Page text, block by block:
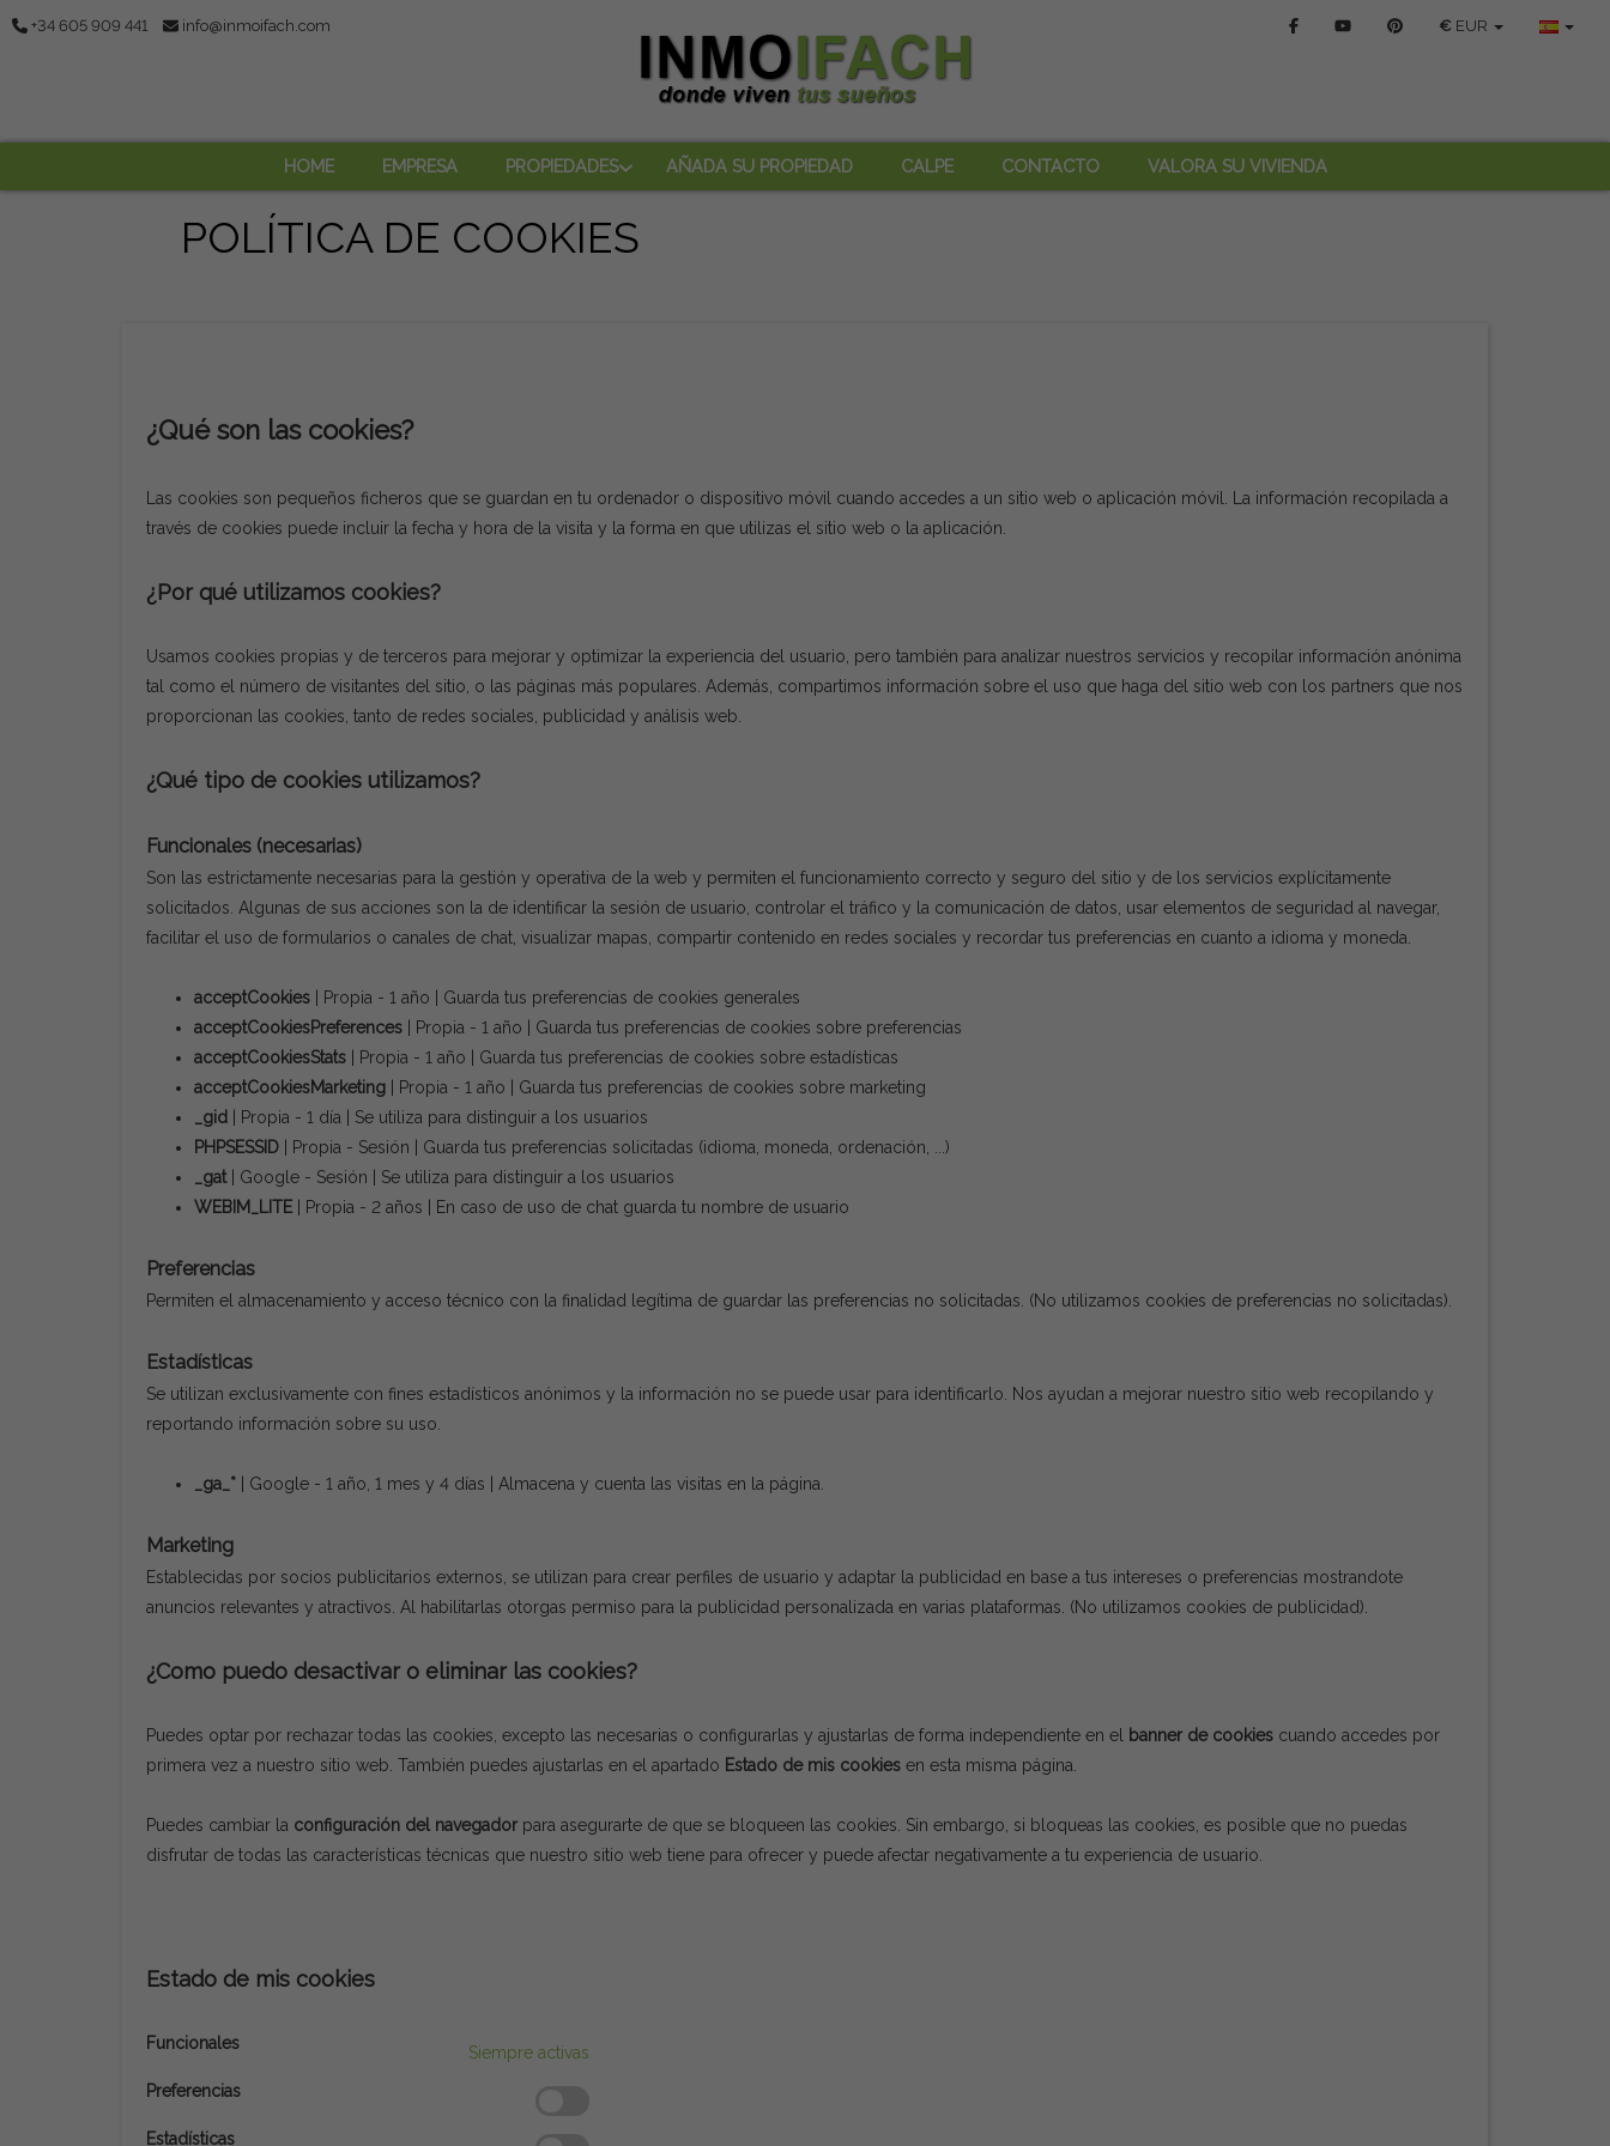
+34 605 909 441 info@inmoifach.com € EUR
HOME EMPRESA PROPIEDADES AÑADA SU PROPIEDAD CALPE CONTACTO VALORA SU VIVIENDA
POLÍTICA DE COOKIES
¿Qué son las cookies?
Las cookies son pequeños ficheros que se guardan en tu ordenador o dispositivo móvil cuando accedes a un sitio web o aplicación móvil. La información recopilada a
través de cookies puede incluir la fecha y hora de la visita y la forma en que utilizas el sitio web o la aplicación.
¿Por qué utilizamos cookies?
Usamos cookies propias y de terceros para mejorar y optimizar la experiencia del usuario, pero también para analizar nuestros servicios y recopilar información anónima
tal como el número de visitantes del sitio, o las páginas más populares. Además, compartimos información sobre el uso que haga del sitio web con los partners que nos
proporcionan las cookies, tanto de redes sociales, publicidad y análisis web.
¿Qué tipo de cookies utilizamos?
Funcionales (necesarias)
Son las estrictamente necesarias para la gestión y operativa de la web y permiten el funcionamiento correcto y seguro del sitio y de los servicios explícitamente
solicitados. Algunas de sus acciones son la de identificar la sesión de usuario, controlar el tráfico y la comunicación de datos, usar elementos de seguridad al navegar,
facilitar el uso de formularios o canales de chat, visualizar mapas, compartir contenido en redes sociales y recordar tus preferencias en cuanto a idioma y moneda.
acceptCookies | Propia - 1 año | Guarda tus preferencias de cookies generales
acceptCookiesPreferences | Propia - 1 año | Guarda tus preferencias de cookies sobre preferencias
acceptCookiesStats | Propia - 1 año | Guarda tus preferencias de cookies sobre estadísticas
acceptCookiesMarketing | Propia - 1 año | Guarda tus preferencias de cookies sobre marketing
_gid
| Propia - 1 día | Se utiliza para distinguir a los usuarios
PHPSESSID | Propia - Sesión | Guarda tus preferencias solicitadas (idioma, moneda, ordenación, ...)
_gat| Google - Sesión | Se utiliza para distinguir a los usuarios
WEBIM_LITE | Propia - 2 años | En caso de uso de chat guarda tu nombre de usuario
Preferencias
Permiten el almacenamiento y acceso técnico con la finalidad legítima de guardar las preferencias no solicitadas. (No utilizamos cookies de preferencias no solicitadas).
Estadísticas
Se utilizan exclusivamente con fines estadísticos anónimos y la información no se puede usar para identificarlo. Nos ayudan a mejorar nuestro sitio web recopilando y
reportando información sobre su uso.
_ga_* | Google - 1 año, 1 mes y 4 días | Almacena y cuenta las visitas en la página.
Marketing
Establecidas por socios publicitarios externos, se utilizan para crear perfiles de usuario y adaptar la publicidad en base a tus intereses o preferencias mostrandote
anuncios relevantes y atractivos. Al habilitarlas otorgas permiso para la publicidad personalizada en varias plataformas. (No utilizamos cookies de publicidad).
¿Como puedo desactivar o eliminar las cookies?
Puedes optar por rechazar todas las cookies, excepto las necesarias o configurarlas y ajustarlas de forma independiente en el banner de cookies cuando accedes por
primera vez a nuestro sitio web. También puedes ajustarlas en el apartado Estado de mis cookies en esta misma página.
Puedes cambiar la configuración del navegador para asegurarte de que se bloqueen las cookies. Sin embargo, si bloqueas las cookies, es posible que no puedas
disfrutar de todas las características técnicas que nuestro sitio web tiene para ofrecer y puede afectar negativamente a tu experiencia de usuario.
Estado de mis cookies
Funcionales
Siempre activas
Preferencias
Estadísticas